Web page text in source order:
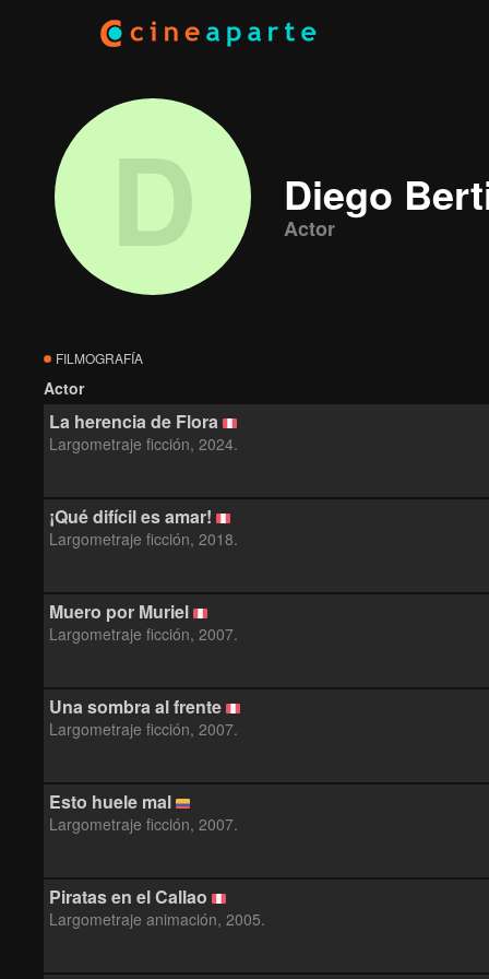
D Diego
Actor
FILMOGRAFÍA
Actor
La herencia de Flora
Largometraje ficción, 2024.
¡Qué difícil es amar!
Largometraje ficción, 2018.
Muero por Muriel
Largometraje ficción, 2007.
Una sombra al frente
Largometraje ficción, 2007.
Esto huele mal
Largometraje ficción, 2007.
Piratas en el Callao
Largometraje animación, 2005.